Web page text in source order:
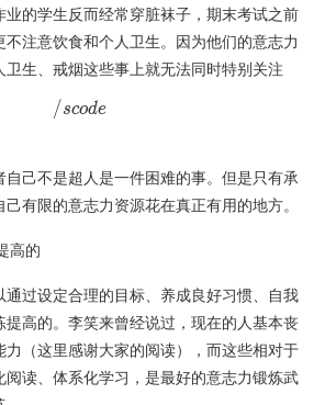
的学生反而经常穿脏袜子，期末考试之前
注意饮食和个人卫生。因为他们的意志力
生、戒烟这些事上就无法同时特别关注
/scode
/scode
己不是超人是一件困难的事。但是只有承
有限的意志力资源花在真正有用的地方。
高的
过设定合理的目标、养成良好习惯、自我
提高的。李笑来曾经说过，现在的人基本丧
力（这里感谢大家的阅读），而这些相对于
读、体系化学习，是最好的意志力锻炼武